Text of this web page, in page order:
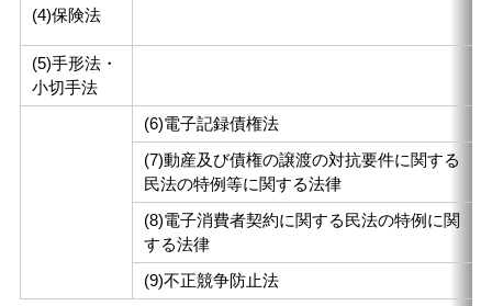
(4)保険法
(5)手形法・
小切手法
(6)電子記録債権法
(7)動産及び債権の譲渡の対抗要件に関する
民法の特例等に関する法律
(8)電子消費者契約に関する民法の特例に関
する法律
(9)不正競争防止法